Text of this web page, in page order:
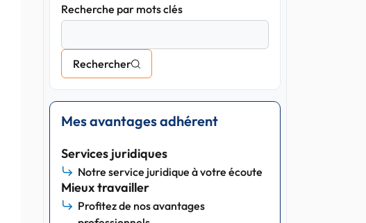
Recherche par mots clés
Rechercher
Mes avantages adhérent
Services juridiques
Notre service juridique à votre écoute
Mieux travailler
Profitez de nos avantages